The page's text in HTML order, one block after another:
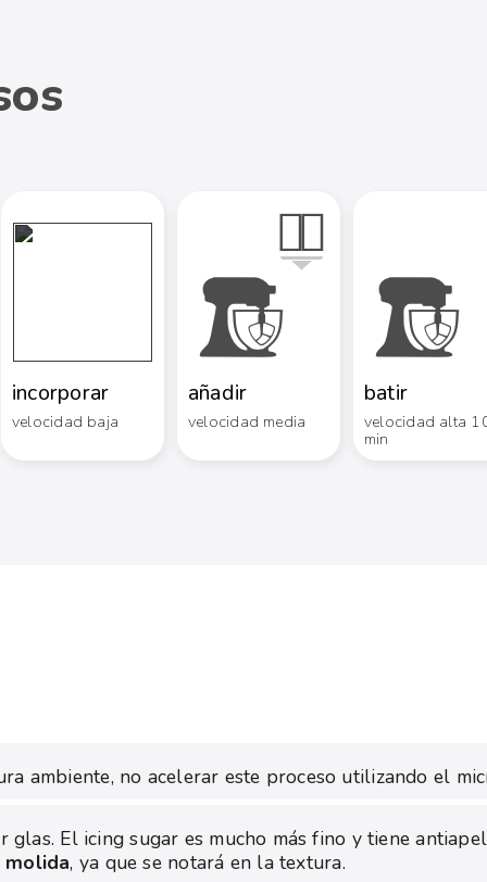
incorporar
velocidad baja
añadir
velocidad media
batir
velocidad alta
min
ambiente, no acelerar este proceso utilizando el
glas. El icing sugar es mucho más fino y tiene
molida, ya que se notará en la textura.